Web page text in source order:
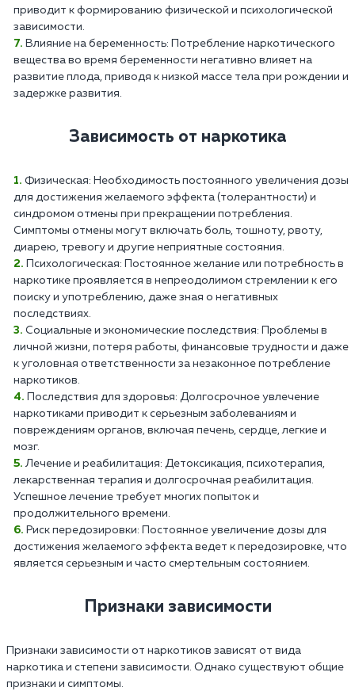
приводит к формированию физической и психологической
зависимости.
Влияние на беременность: Потребление наркотического
вещества во время беременности негативно влияет на
развитие плода, приводя к низкой массе тела при рождении и
задержке развития.
Зависимость от наркотика
Физическая: Необходимость постоянного увеличения дозы
для достижения желаемого эффекта (толерантности) и
синдромом отмены при прекращении потребления.
Симптомы отмены могут включать боль, тошноту, рвоту,
диарею, тревогу и другие неприятные состояния.
Психологическая: Постоянное желание или потребность в
наркотике проявляется в непреодолимом стремлении к его
поиску и употреблению, даже зная о негативных
последствиях.
Социальные и экономические последствия: Проблемы в
личной жизни, потеря работы, финансовые трудности и даже
к уголовная ответственности за незаконное потребление
наркотиков.
Последствия для здоровья: Долгосрочное увлечение
наркотиками приводит к серьезным заболеваниям и
повреждениям органов, включая печень, сердце, легкие и
мозг.
Лечение и реабилитация: Детоксикация, психотерапия,
лекарственная терапия и долгосрочная реабилитация.
Успешное лечение требует многих попыток и
продолжительного времени.
Риск передозировки: Постоянное увеличение дозы для
достижения желаемого эффекта ведет к передозировке, что
является серьезным и часто смертельным состоянием.
Признаки зависимости
Признаки зависимости от наркотиков зависят от вида
наркотика и степени зависимости. Однако существуют общие
признаки и симптомы.